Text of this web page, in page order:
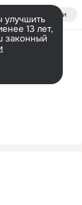
Войти
13 лет,
законный